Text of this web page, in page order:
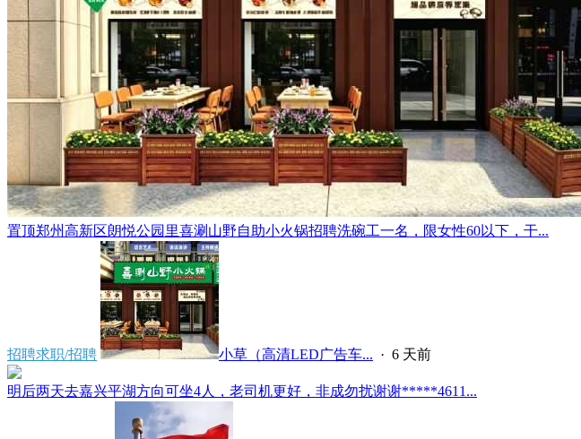
置顶郑州高新区朗悦公园里喜涮山野自助小火锅招聘洗碗工一名，限女性60以下，干...
招聘求职/招聘 小草（高清LED广告车... · 6 天前
明后两天去嘉兴平湖方向可坐4人，老司机更好，非成勿扰谢谢*****4611...